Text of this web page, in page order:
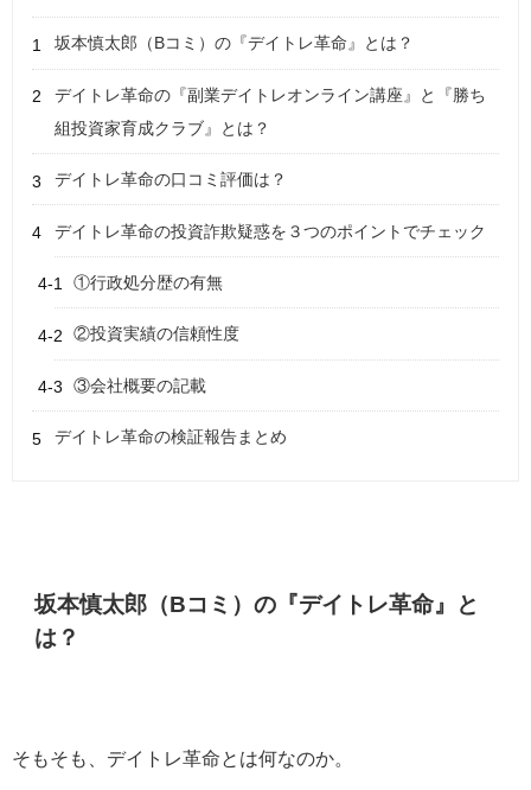
坂本慎太郎（Bコミ）の『デイトレ革命』とは？
デイトレ革命の『副業デイトレオンライン講座』と『勝ち
組投資家育成クラブ』とは？
デイトレ革命の口コミ評価は？
デイトレ革命の投資詐欺疑惑を３つのポイントでチェック
①行政処分歴の有無
②投資実績の信頼性度
③会社概要の記載
デイトレ革命の検証報告まとめ
坂本慎太郎（Bコミ）の『デイトレ革命』と
は？
そもそも、デイトレ革命とは何なのか。